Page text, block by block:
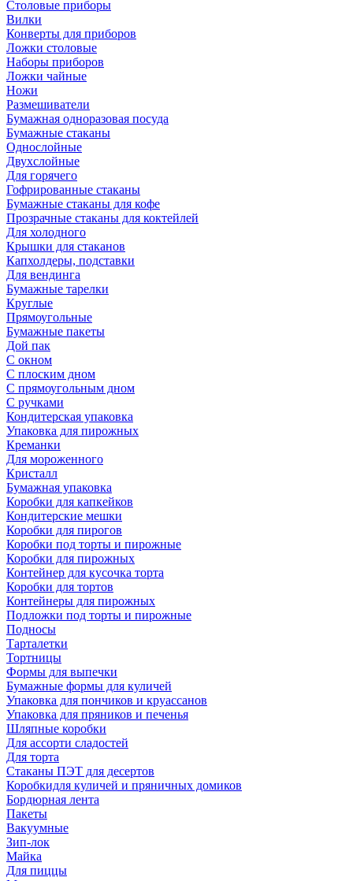
Столовые приборы
Вилки
Конверты для приборов
Ложки столовые
Наборы приборов
Ложки чайные
Ножи
Размешиватели
Бумажная одноразовая посуда
Бумажные стаканы
Однослойные
Двухслойные
Для горячего
Гофрированные стаканы
Бумажные стаканы для кофе
Прозрачные стаканы для коктейлей
Для холодного
Крышки для стаканов
Капхолдеры, подставки
Для вендинга
Бумажные тарелки
Круглые
Прямоугольные
Бумажные пакеты
Дой пак
С окном
С плоским дном
С прямоугольным дном
С ручками
Кондитерская упаковка
Упаковка для пирожных
Креманки
Для мороженного
Кристалл
Бумажная упаковка
Коробки для капкейков
Кондитерские мешки
Коробки для пирогов
Коробки под торты и пирожные
Коробки для пирожных
Контейнер для кусочка торта
Коробки для тортов
Контейнеры для пирожных
Подложки под торты и пирожные
Подносы
Тарталетки
Тортницы
Формы для выпечки
Бумажные формы для куличей
Упаковка для пончиков и круассанов
Упаковка для пряников и печенья
Шляпные коробки
Для ассорти сладостей
Для торта
Стаканы ПЭТ для десертов
Коробкидля куличей и пряничных домиков
Бордюрная лента
Пакеты
Вакуумные
Зип-лок
Майка
Для пиццы